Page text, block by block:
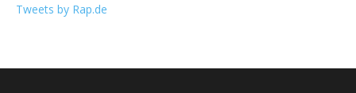
Tweets by Rap.de